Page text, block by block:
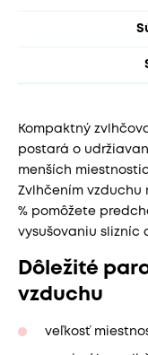
Kompaktný
postará o
menších
Zvlhčením vzduchu
% pomôžete
vysušovaniu slizníc
Dôležité
vzduchu
veľkosť